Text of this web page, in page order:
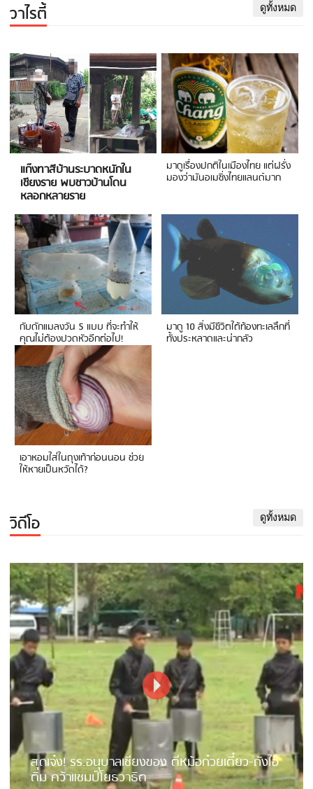
วาไรตี้ ดูทั้งหมด
แก๊งทาสีบ้านระบาดหนักใน
เชียงราย พบชาวบ้านโดน
หลอกหลายราย
มาดูเรื่องปกติในเมืองไทย แต่ฝรั่ง
มองว่ามันอเมซิ่งไทยแลนด์มาก
กับดักแมลงวัน 5 แบบ ที่จะทำให้
คุณไม่ต้องปวดหัวอีกต่อไป!
มาดู 10 สิ่งมีชีวิตใต้ท้องทะเลลึกที่
ทั้งประหลาดและน่ากลัว
เอาหอมใส่ในถุงเท้าก่อนนอน ช่วย
ให้หายเป็นหวัดได้?
วิดีโอ ดูทั้งหมด
สุดเจ๋ง! รร.อนุบาลเชียงของ ตีหม้อก๋วยเตี๋ยว-ถังไอ
ติม คว้าแชมป์โยธวาธิต